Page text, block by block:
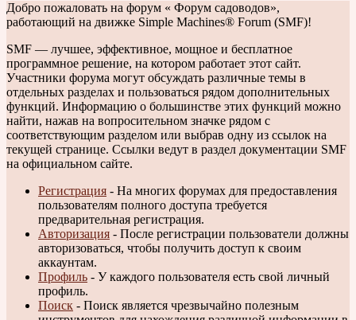
Добро пожаловать на форум « Форум садоводов»,
работающий на движке Simple Machines® Forum (SMF)!
SMF — лучшее, эффективное, мощное и бесплатное
программное решение, на котором работает этот сайт.
Участники форума могут обсуждать различные темы в
отдельных разделах и пользоваться рядом дополнительных
функций. Информацию о большинстве этих функций можно
найти, нажав на вопросительном значке рядом с
соответствующим разделом или выбрав одну из ссылок на
текущей странице. Ссылки ведут в раздел документации SMF
на официальном сайте.
Регистрация - На многих форумах для предоставления
пользователям полного доступа требуется
предварительная регистрация.
Авторизация - После регистрации пользователи должны
авторизоваться, чтобы получить доступ к своим
аккаунтам.
Профиль - У каждого пользователя есть свой личный
профиль.
Поиск - Поиск является чрезвычайно полезным